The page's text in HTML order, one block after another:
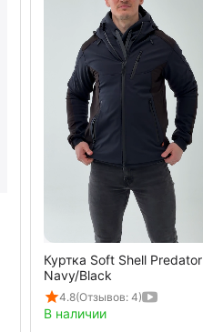
Куртка Soft Shell Predator
Navy/Black
4.8(Отзывов: 4)
В наличии